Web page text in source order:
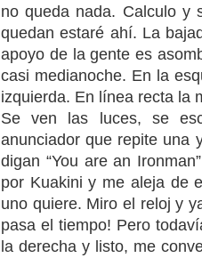
no queda nada. Calculo y
quedan estaré ahí. La
apoyo de la gente es
casi medianoche. En la
izquierda. En línea recta la
Se ven las luces, se
anunciador que repite una
digan “You are an
por Kuakini y me aleja de
uno quiere. Miro el reloj y
pasa el tiempo! Pero
la derecha y listo, me